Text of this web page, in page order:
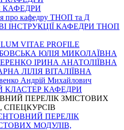
КАФЕДРИ
про кафедру ТНОП та Д
ІНСТРУКЦІЇ КАФЕДРИ ТНОП
VITAE PROFILE
ЮЛІЯ МИКОЛАЇВНА
ІРИНА АНАТОЛІЇВНА
ЛІЛІЯ ВІТАЛІЇВНА
Андрій Михайлович
КЛАСТЕР КАФЕДРИ
ПЕРЕЛІК ЗМІСТОВИХ
СПЕЦКУРСІВ
ПЕРЕЛІК
МОДУЛІВ,